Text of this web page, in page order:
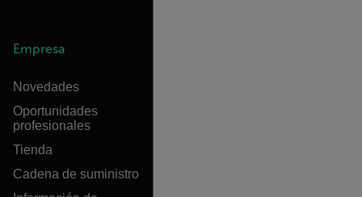
Empresa
Novedades
Oportunidades
profesionales
Tienda
Cadena de suministro